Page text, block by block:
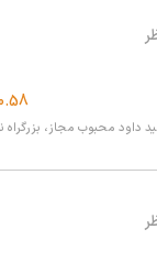
0.58
داود محبوب مجاز،